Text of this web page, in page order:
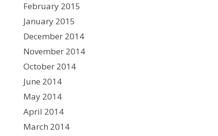
February 2015
January 2015
December 2014
November 2014
October 2014
June 2014
May 2014
April 2014
March 2014